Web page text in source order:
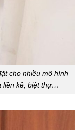
cho nhiều mô hình
liền kề, biệt thự…